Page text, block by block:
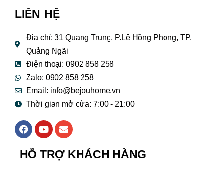
LIÊN HỆ
Địa chỉ: 31 Quang Trung, P.Lê Hồng Phong, TP.
Quảng Ngãi
Điện thoại: 0902 858 258
Zalo: 0902 858 258
Email: info@bejouhome.vn
Thời gian mở cửa: 7:00 - 21:00
F
a
e
b
Y
o
t
u
E
n
e
HỖ TRỢ KHÁCH HÀNG